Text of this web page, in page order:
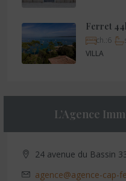
Ferret
ch.:6
VILLA
L’Agence
24 avenue du Bassin
agence@agence-cap-